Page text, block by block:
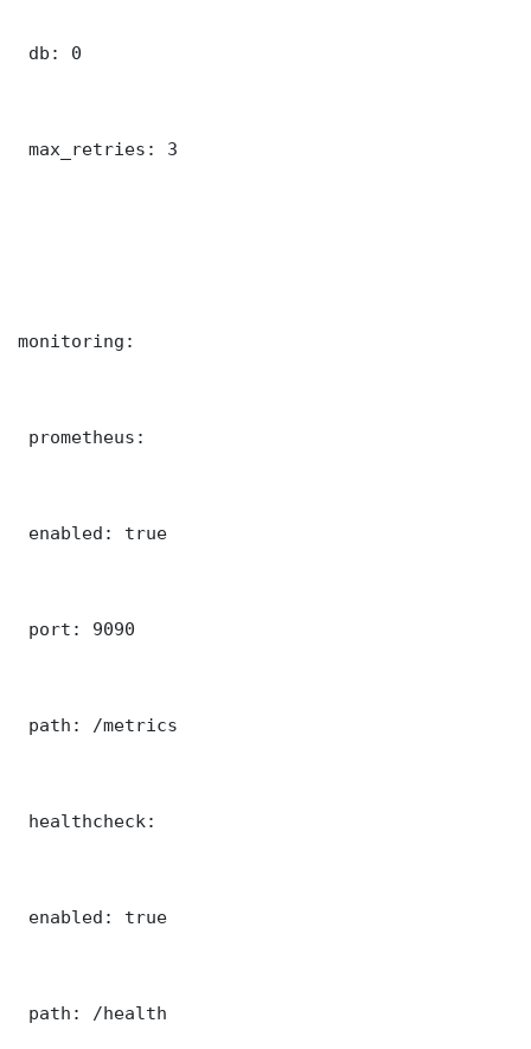
db: 0
max_retries: 3
monitoring:
prometheus:
enabled: true
port: 9090
path: /metrics
healthcheck:
enabled: true
path: /health